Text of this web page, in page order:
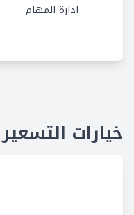
ادارة المهام
الحقول المخصصة
خيارات التسعير Smartsheet